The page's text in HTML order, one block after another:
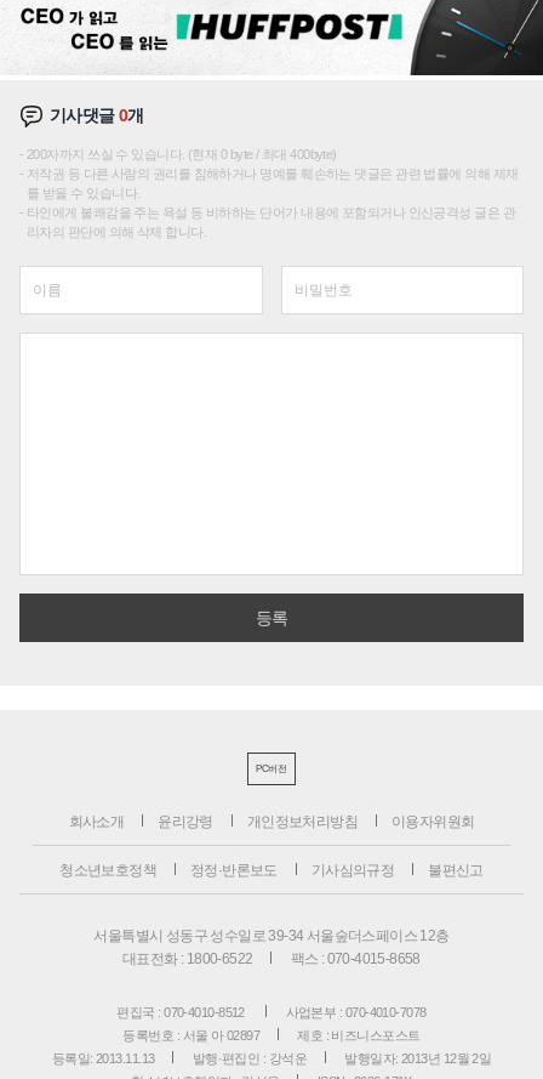
기사댓글0개
200자까지 쓰실 수 있습니다. (현재 0 byte / 최대 400byte)
저작권 등 다른 사람의 권리를 침해하거나 명예를 훼손하는 댓글은 관련 법률에 의해 제재
를 받을 수 있습니다.
타인에게 불쾌감을 주는 욕설 등 비하하는 단어가 내용에 포함되거나 인신공격성 글은 관
리자의 판단에 의해 삭제 합니다.
PC버전
회사소개 윤리강령 개인정보처리방침 이용자위원회
청소년보호정책 정정·반론보도 기사심의규정 불편신고
서울특별시 성동구 성수일로 39-34 서울숲더스페이스 12층
대표전화 : 1800-6522
팩스 : 070-4015-8658
편집국 : 070-4010-8512
사업본부 : 070-4010-7078
등록번호 : 서울 아 02897
제호 : 비즈니스포스트
등록일: 2013.11.13
발행·편집인 : 강석운
발행일자: 2013년 12월 2일